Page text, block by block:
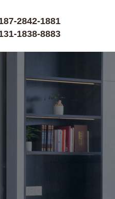
2842-1881
1838-8883